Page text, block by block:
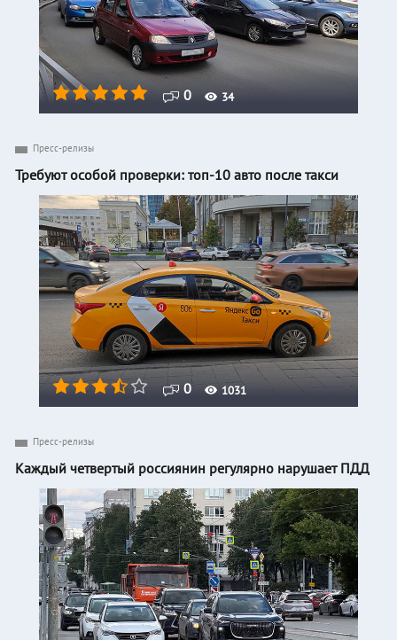
0 34
0 1031
Пресс-релизы
Требуют особой проверки: топ-10 авто после такси
Пресс-релизы
Каждый четвертый россиянин регулярно нарушает ПДД